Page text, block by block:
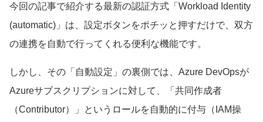
今回の記事で紹介する最新の認証方式「Workload Identity
(automatic)」は、設定ボタンをポチッと押すだけで、双方
の連携を自動で行ってくれる便利な機能です。
しかし、その「自動設定」の裏側では、Azure DevOpsが
Azureサブスクリプションに対して、「共同作成者
（Contributor）」というロールを自動的に付与（IAM操